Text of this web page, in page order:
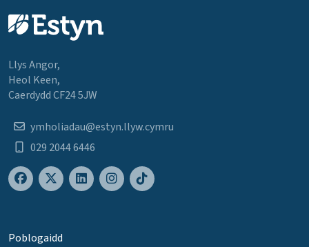
Llys Angor,
Heol Keen,
Caerdydd CF24 5JW
ymholiadau@estyn.llyw.cymru
029 2044 6446
Poblogaidd